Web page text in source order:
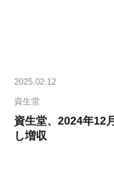
2025.02.12
資生堂
資生堂、2024年12
し増収